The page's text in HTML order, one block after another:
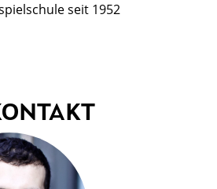
seit 1952